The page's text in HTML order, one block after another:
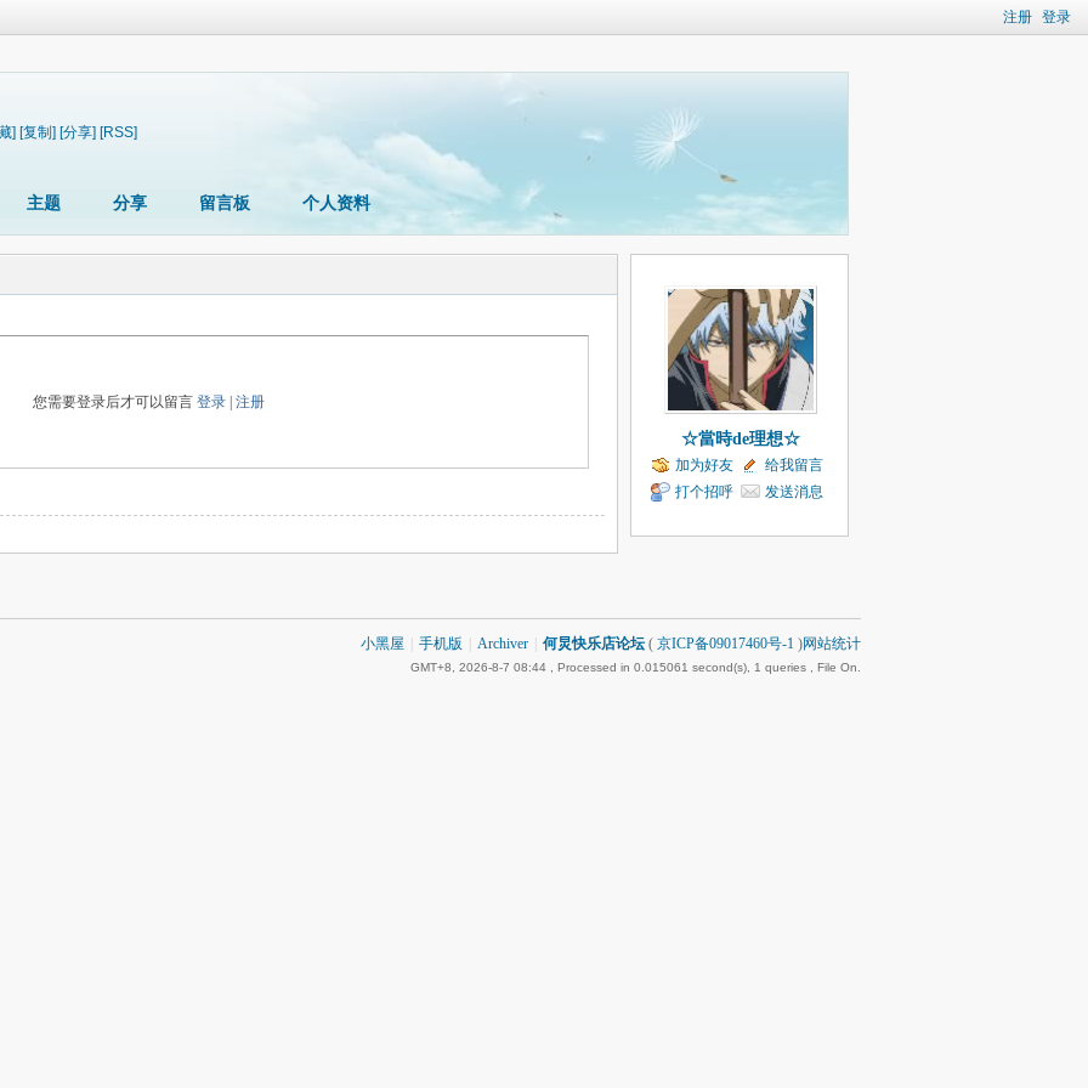
注册 登录
] [复制] [分享] [RSS]
主题 分享 留言板 个人资料
您需要登录后才可以留言登录 |注册
☆當時de理想☆
加为好友
给我留言
打个招呼
发送消息
小黑屋 手机版 Archiver 何炅快乐店论坛 ( 京ICP备09017460号-1 )网站统计
GMT+8, 2026-8-7 08:44 , Processed in 0.015061 second(s), 1 queries , File On.